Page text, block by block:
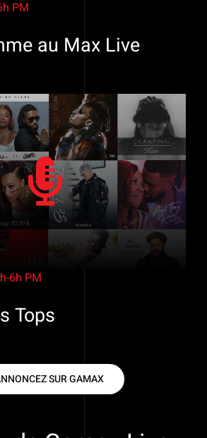
PM
au Max Live
6h PM
Tops
SUR GAMAX